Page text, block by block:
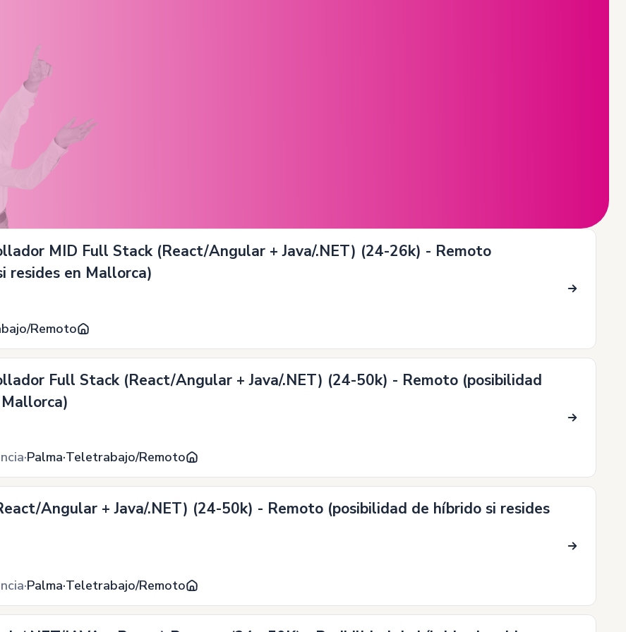
MID Full Stack (React/Angular + Java/.NET) (24-26k) - Remoto
resides en Mallorca)
Remoto
Full Stack (React/Angular + Java/.NET) (24-50k) - Remoto (posibilidad
Palma Teletrabajo/Remoto
Angular + Java/.NET) (24-50k) - Remoto (posibilidad de híbrido si resides
Palma Teletrabajo/Remoto